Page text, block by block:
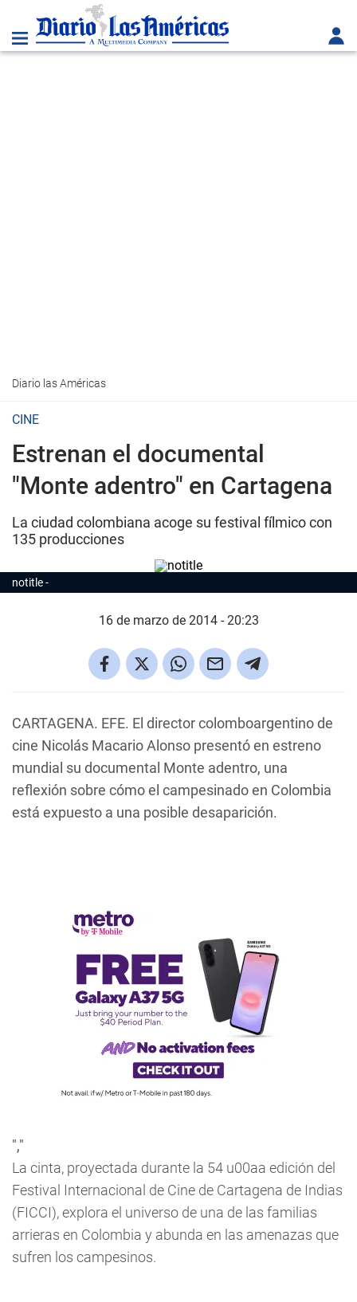
Diario las Américas
CINE
Estrenan el documental
"Monte adentro" en Cartagena
La ciudad colombiana acoge su festival fílmico con
135 producciones
notitle
16 de marzo de 2014 - 20:23
CARTAGENA. EFE. El director colomboargentino de
cine Nicolás Macario Alonso presentó en estreno
mundial su documental Monte adentro, una
reflexión sobre cómo el campesinado en Colombia
está expuesto a una posible desaparición.
","
La cinta, proyectada durante la 54 u00aa edición del
Festival Internacional de Cine de Cartagena de Indias
(FICCI), explora el universo de una de las familias
arrieras en Colombia y abunda en las amenazas que
sufren los campesinos.